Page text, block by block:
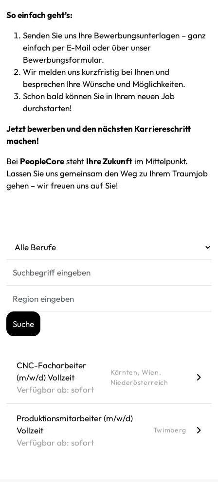
So einfach geht’s:
Senden Sie uns Ihre Bewerbungsunterlagen – ganz
einfach per E-Mail oder über unser
Bewerbungsformular.
Wir melden uns kurzfristig bei Ihnen und
besprechen Ihre Wünsche und Möglichkeiten.
Schon bald können Sie in Ihrem neuen Job
durchstarten!
Jetzt bewerben und den nächsten Karriereschritt
machen!
Bei PeopleCoresteht Ihre Zukunftim Mittelpunkt.
Lassen Sie uns gemeinsam den Weg zu Ihrem Traumjob
gehen – wir freuen uns auf Sie!
CNC-Facharbeiter
(m/w/d) Vollzeit
Verfügbar ab: sofort
Kärnten, Wien,
Niederösterreich
Produktionsmitarbeiter(m/w/d)
Vollzeit
Verfügbar ab: sofort
Twimberg